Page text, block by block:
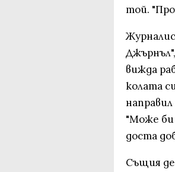
той.
вижда
колата
"Може би
доста
Същия